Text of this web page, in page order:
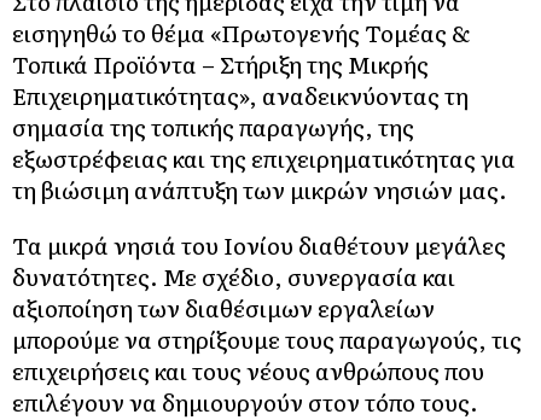
εισηγηθώ το θέμα «Πρωτογενής Τομέας &
Τοπικά Προϊόντα – Στήριξη της Μικρής
Επιχειρηματικότητας», αναδεικνύοντας τη
σημασία της τοπικής παραγωγής, της
εξωστρέφειας και της επιχειρηματικότητας για
τη βιώσιμη ανάπτυξη των μικρών νησιών μας.
Τα μικρά νησιά του Ιονίου διαθέτουν μεγάλες
δυνατότητες. Με σχέδιο, συνεργασία και
αξιοποίηση των διαθέσιμων εργαλείων
μπορούμε να στηρίξουμε τους παραγωγούς, τις
επιχειρήσεις και τους νέους ανθρώπους που
επιλέγουν να δημιουργούν στον τόπο τους.